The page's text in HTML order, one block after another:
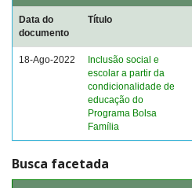
Data do
documento
Título
18-Ago-2022
Inclusão social e
escolar a partir da
condicionalidade de
educação do
Programa Bolsa
Família
Busca facetada